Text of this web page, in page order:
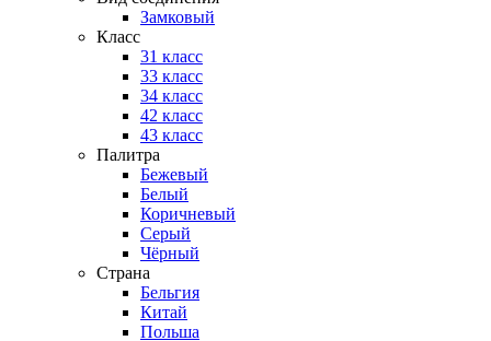
Замковый
Класс
31 класс
33 класс
34 класс
42 класс
43 класс
Палитра
Бежевый
Белый
Коричневый
Серый
Чёрный
Страна
Бельгия
Китай
Польша